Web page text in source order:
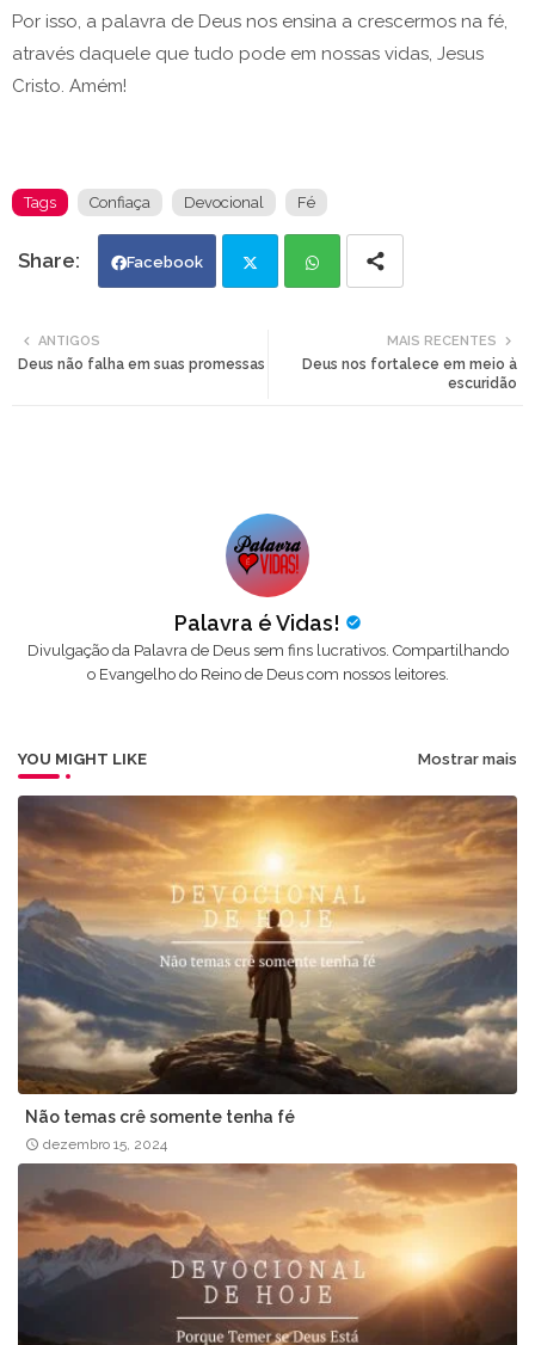
Por isso, a palavra de Deus nos ensina a crescermos na fé,
através daquele que tudo pode em nossas vidas, Jesus
Cristo. Amém!
Tags Confiaça Devocional Fé
Facebook
tte ats
MAIS RECENTES
Deus nos fortalece em meio à
escuridão
ANTIGOS
Deus não falha em suas promessas
Palavra é Vidas!
Divulgação da Palavra de Deus sem fins lucrativos. Compartilhando
o Evangelho do Reino de Deus com nossos leitores.
YOU MIGHT LIKE Mostrar mais
Não temas crê somente tenha fé
dezembro 15, 2024